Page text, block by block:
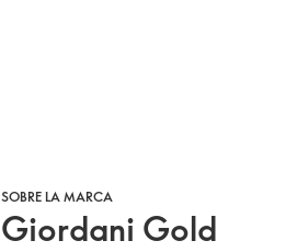
SOBRE LA MARCA
Giordani Gold